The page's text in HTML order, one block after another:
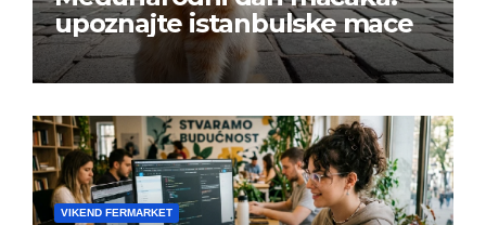
upoznajte istanbulske mace
VIKEND FERMARKET